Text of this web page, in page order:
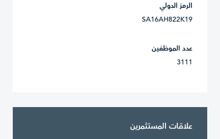
الرمز الدولي
SA16AH822K19
عدد الموظفين
3111
علاقات المستثمرين